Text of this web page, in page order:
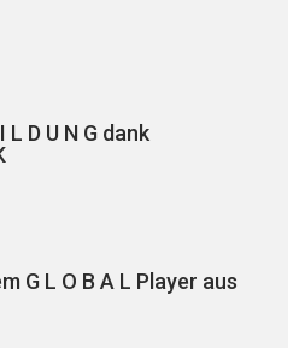
D U N G dank
G L O B A L Player aus